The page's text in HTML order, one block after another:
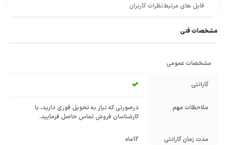
فایل های مرتبطنظرات کاربران
مشخصات فنی
مشخصات عمومی
گارانتی
ملاحظات مهم
درصورتی که نیاز به تحویل فوری دارید، با
کارشناسان فروش تماس حاصل فرمایید.
مدت زمان گارانتی 12ماه